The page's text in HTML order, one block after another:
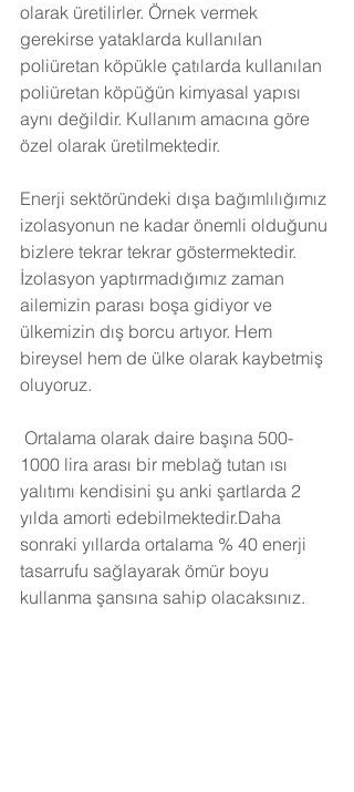
olarak üretilirler. Örnek vermek
gerekirse yataklarda kullanılan
poliüretan köpükle çatılarda kullanılan
poliüretan köpüğün kimyasal yapısı
aynı değildir. Kullanım amacına göre
özel olarak üretilmektedir.
Enerji sektöründeki dışa bağımlılığımız
izolasyonun ne kadar önemli olduğunu
bizlere tekrar tekrar göstermektedir.
İzolasyon yaptırmadığımız zaman
ailemizin parası boşa gidiyor ve
ülkemizin dış borcu artıyor. Hem
bireysel hem de ülke olarak kaybetmiş
oluyoruz.
Ortalama olarak daire başına 500-
1000 lira arası bir meblağ tutan ısı
yalıtımı kendisini şu anki şartlarda 2
yılda amorti edebilmektedir.Daha
sonraki yıllarda ortalama % 40 enerji
tasarrufu sağlayarak ömür boyu
kullanma şansına sahip olacaksınız.